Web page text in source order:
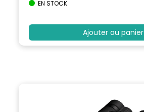
EN STOCK
Ajouter au panier